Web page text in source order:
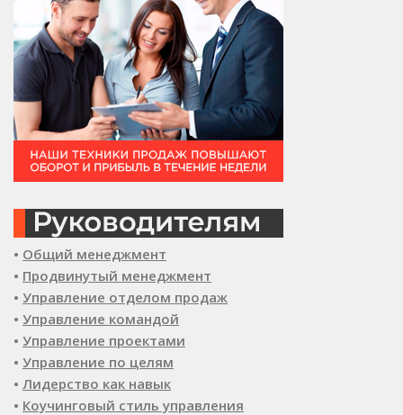
• Общий менеджмент
• Продвинутый менеджмент
• Управление отделом продаж
• Управление командой
• Управление проектами
• Управление по целям
• Лидерство как навык
• Коучинговый стиль управления